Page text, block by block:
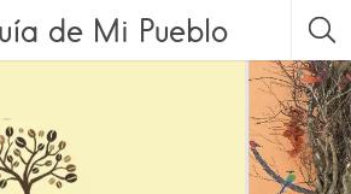
de Mi Pueblo